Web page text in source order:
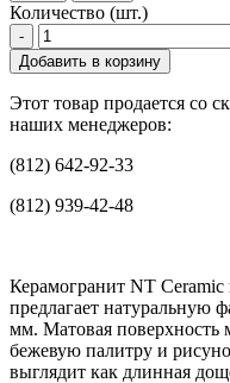
Количество (шт.)
-
Добавить в корзину
Этот товар продается со
наших менеджеров:
(812) 642-92-33
(812) 939-42-48
Керамогранит NT
предлагает натуральную
мм. Матовая поверхность
бежевую палитру и
выглядит как длинная